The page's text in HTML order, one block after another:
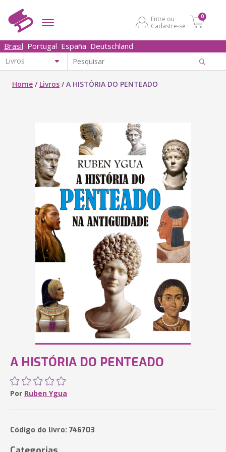
Entre ou
Cadastre-se
0
Brasil Portugal España Deutschland
Home / Livros /A HISTÓRIA DO PENTEADO
A HISTÓRIA DO PENTEADO
Por Ruben Ygua
Código do livro: 746703